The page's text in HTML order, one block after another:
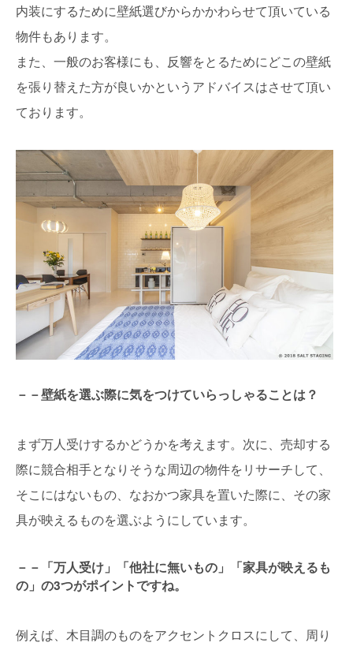
内装にするために壁紙選びからかかわらせて頂いている
物件もあります。
また、一般のお客様にも、反響をとるためにどこの壁紙
を張り替えた方が良いかというアドバイスはさせて頂い
ております。
－－壁紙を選ぶ際に気をつけていらっしゃることは？
まず万人受けするかどうかを考えます。次に、売却する
際に競合相手となりそうな周辺の物件をリサーチして、
そこにはないもの、なおかつ家具を置いた際に、その家
具が映えるものを選ぶようにしています。
－－「万人受け」「他社に無いもの」「家具が映えるも
の」の3つがポイントですね。
例えば、木目調のものをアクセントクロスにして、周り